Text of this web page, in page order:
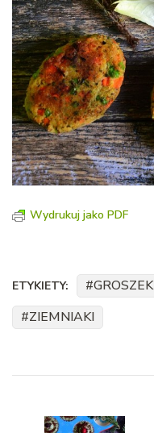
Wydrukuj jako PDF
ETYKIETY: GROSZEK
ZIEMNIAKI
wpisu